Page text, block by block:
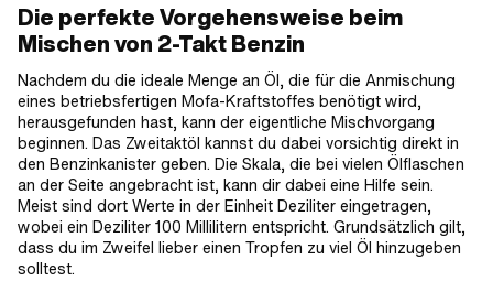
Die perfekte Vorgehensweise beim
Mischen von 2-Takt Benzin
Nachdem du die ideale Menge an Öl, die für die Anmischung
eines betriebsfertigen Mofa-Kraftstoffes benötigt wird,
herausgefunden hast, kann der eigentliche Mischvorgang
beginnen. Das Zweitaktöl kannst du dabei vorsichtig direkt in
den Benzinkanister geben. Die Skala, die bei vielen Ölflaschen
an der Seite angebracht ist, kann dir dabei eine Hilfe sein.
Meist sind dort Werte in der Einheit Deziliter eingetragen,
wobei ein Deziliter 100 Millilitern entspricht. Grundsätzlich gilt,
dass du im Zweifel lieber einen Tropfen zu viel Öl hinzugeben
solltest.